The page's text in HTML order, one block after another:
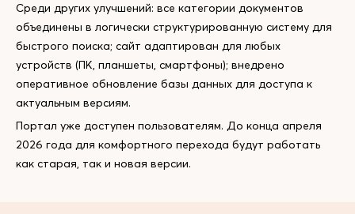
Среди других улучшений: все категории документов
объединены в логически структурированную систему для
быстрого поиска; сайт адаптирован для любых
устройств (ПК, планшеты, смартфоны); внедрено
оперативное обновление базы данных для доступа к
актуальным версиям.
Портал уже доступен пользователям. До конца апреля
2026 года для комфортного перехода будут работать
как старая, так и новая версии.